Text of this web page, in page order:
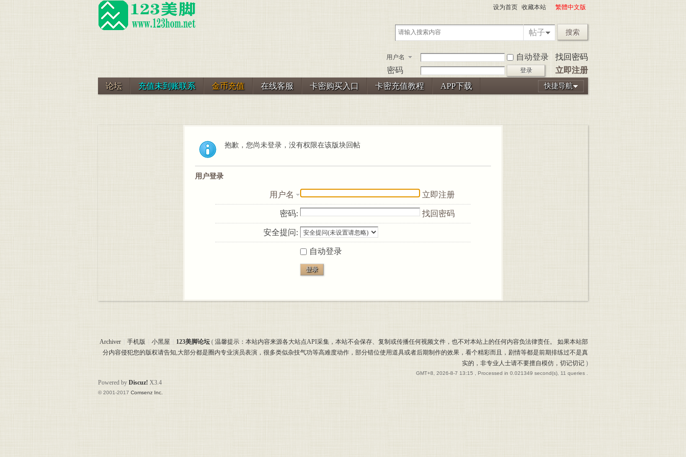
设为首页 收藏本站 繁體中文版
帖子 搜索
用户名 自动登录
找回密码
密码
登录 立即注册
快捷导航
论坛 充值未到账联系 金币充值 在线客服 卡密购买入口 卡密充值教程 APP下载
抱歉，您尚未登录，没有权限在该版块回帖
用户登录
用户名 立即注册
密码: 找回密码
安全提问:
自动登录
登录
Archiver 手机版 小黑屋 123美脚论坛 ( 温馨提示：本站内容来源各大站点API采集，本站不会保存、复制或传播任何视频文件，也不对本站上的任何内容负法律责任。 如果本站部
分内容侵犯您的版权请告知,大部分都是圈内专业演员表演，很多类似杂技气功等高难度动作，部分错位使用道具或者后期制作的效果，看个精彩而且，剧情等都是前期排练过不是真
实的，非专业人士请不要擅自模仿，切记切记 )
GMT+8, 2026-8-7 13:15 , Processed in 0.021349 second(s), 11 queries .
Powered by Discuz! X3.4
© 2001-2017 Comsenz Inc.